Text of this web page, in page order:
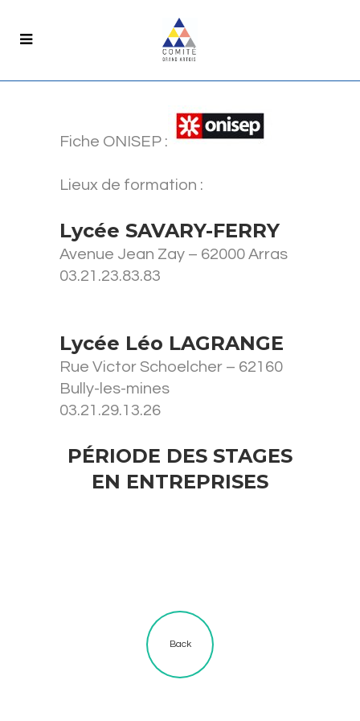
Fiche ONISEP :
Lieux de formation :
Lycée SAVARY-FERRY
Avenue Jean Zay – 62000 Arras
03.21.23.83.83
Lycée Léo LAGRANGE
Rue Victor Schoelcher – 62160
Bully-les-mines
03.21.29.13.26
PÉRIODE DES STAGES
EN ENTREPRISES
Back